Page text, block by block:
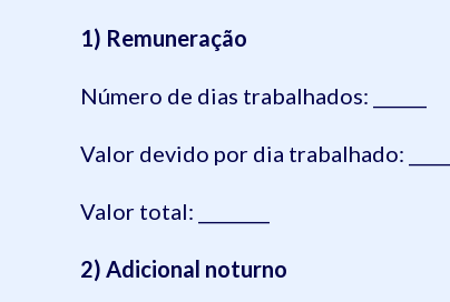
1) Remuneração
Número de dias trabalhados: ______
Valor devido por dia trabalhado: ______
Valor total: ________
2) Adicional noturno